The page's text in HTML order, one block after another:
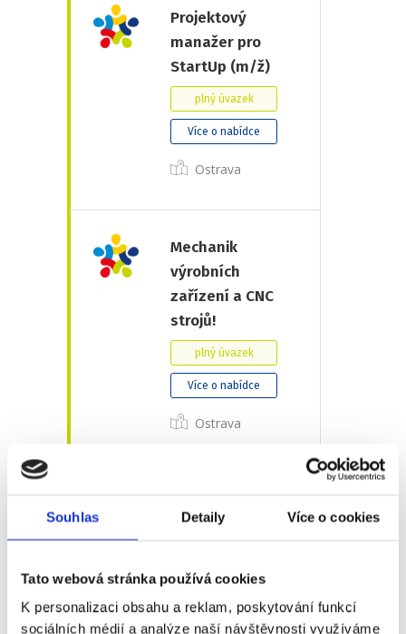
Souhlas Detaily Více o cookies
Tato webová stránka používá cookies
K personalizaci obsahu a reklam, poskytování funkcí
sociálních médií a analýze naší návštěvnosti využíváme
Projektový
manažer pro
StartUp (m/ž)
plný úvazek
Více o nabídce
Ostrava
Mechanik
výrobních
zařízení a CNC
strojů!
plný úvazek
Více o nabídce
Ostrava
– 7,5 hodinové
plný úvazek
Více o nabídce